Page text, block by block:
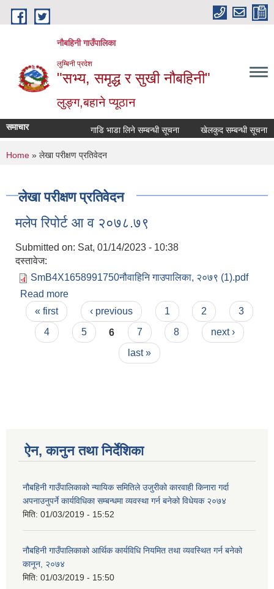
Skip to main content
नौबहिनी गाउँपालिका
लुम्बिनी प्रदेश
"सभ्य, समृद्ध र सुखी नौबहिनी"
लुङ्ग,बहाने प्यूठान
समाचार गाडि भाडा लिने सम्बन्धी सूचना खेलकुद सम्बन्धी सूचना
You are here
Home » लेखा परीक्षण प्रतिवेदन
लेखा परीक्षण प्रतिवेदन
मलेप रिपोर्ट आ व २०७८.७९
Submitted on: Sat, 01/14/2023 - 10:38
दस्तावेज:
SmB4X1658991750नौवाहिनि गाउपालिका, २०७९ (1).pdf
Read more
Pages
« first ‹ previous 1 2
3
4
5 6 7 8
next ›
last »
ऐन, कानुन तथा निर्देशिका
नौबहिनी गाउँपालिकाको न्यायिक समितिले उजुरीको कारवाही किनारा गर्दा
अपनाउनुपर्ने कार्यविधिका सम्बन्धमा व्यवस्था गर्न बनेको विधेयक २०७४
मिति: 01/03/2019 - 15:52
नौबहिनी गाउँपालिकाको आर्थिक कार्यविधि नियमित तथा व्यवस्थित गर्न बनेको
कानून, २०७४
मिति: 01/03/2019 - 15:50